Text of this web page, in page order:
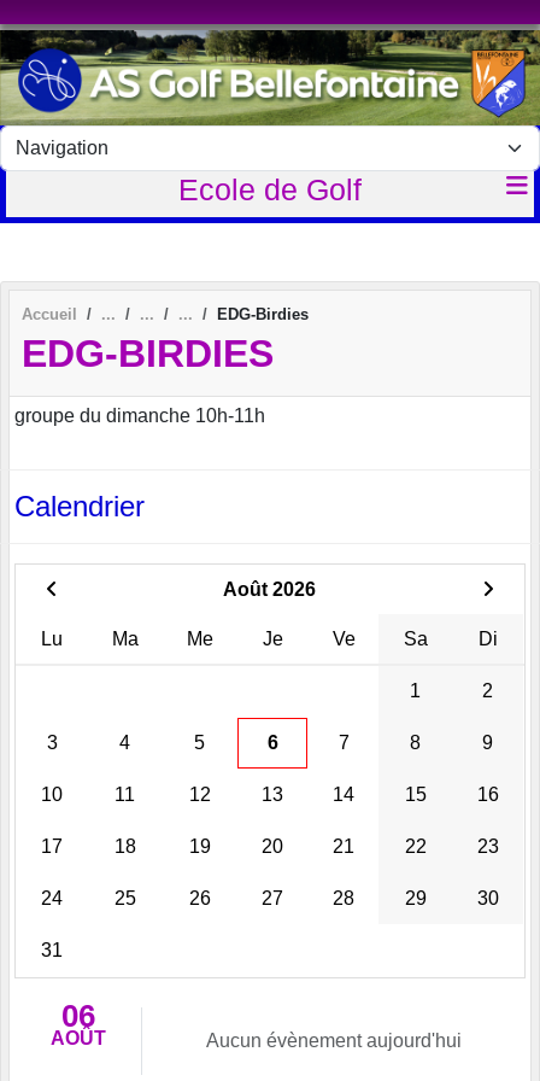
Ecole de Golf
Accueil EDG-Birdies
EDG-BIRDIES
groupe du dimanche 10h-11h
Calendrier
Août 2026
Lu Ma Me Je Ve Sa Di
1 2
3 4 5 6 7 8 9
10 11 12 13 14 15 16
17 18 19 20 21 22 23
24 25 26 27 28 29 30
31
06
AOÛT Aucun évènement aujourd'hui